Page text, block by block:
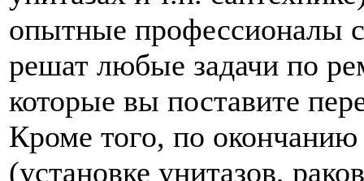
опытные профессионалы
решат любые задачи по
которые вы поставите
Кроме того, по окончанию
(установке унитазов,